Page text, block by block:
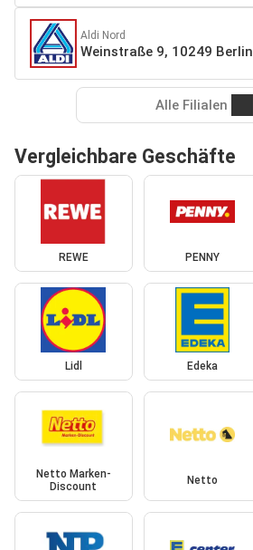
Aldi Nord
Weinstraße 9, 10249 Berlin
Alle Filialen
Vergleichbare Geschäfte
REWE PENNY
Lidl Edeka
Netto Marken-
Discount
Netto